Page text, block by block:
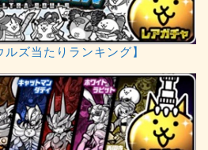
ルズ当たりランキング】